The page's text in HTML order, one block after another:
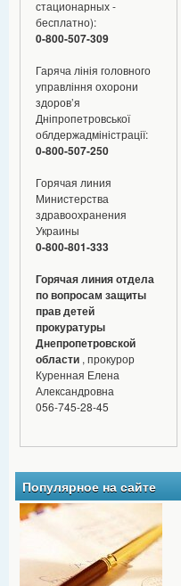
стационарных -
бесплатно):
0-800-507-309
Гаряча лінія головного
управління охорони
здоров’я
Дніпропетровської
облдержадміністрації:
0-800-507-250
Горячая линия
Министерства
здравоохранения
Украины
0-800-801-333
Горячая линия отдела
по вопросам защиты
прав детей
прокуратуры
Днепропетровской
области, прокурор
Куренная Елена
Александровна
056-745-28-45
Популярное на сайте